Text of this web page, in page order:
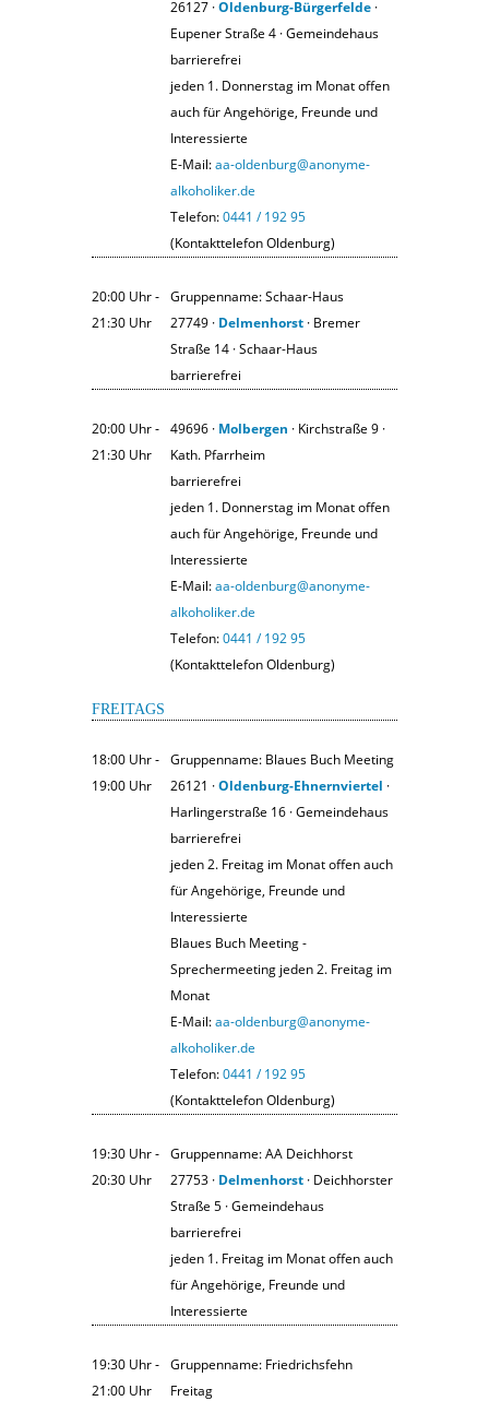
26127 ·Oldenburg-Bürgerfelde ·
Eupener Straße 4 · Gemeindehaus
barrierefrei
jeden 1. Donnerstag im Monat offen
auch für Angehörige, Freunde und
Interessierte
E-Mail:aa-oldenburg@anonyme-
alkoholiker.de
Telefon:0441 / 192 95
(Kontakttelefon Oldenburg)
20:00 Uhr ‐
21:30 Uhr
Gruppenname: Schaar-Haus
27749 · Delmenhorst · Bremer
Straße 14 · Schaar-Haus
barrierefrei
20:00 Uhr ‐
21:30 Uhr
49696 · Molbergen · Kirchstraße 9 ·
Kath. Pfarrheim
barrierefrei
jeden 1. Donnerstag im Monat offen
auch für Angehörige, Freunde und
Interessierte
E-Mail:aa-oldenburg@anonyme-
alkoholiker.de
Telefon:0441 / 192 95
(Kontakttelefon Oldenburg)
FREITAGS
18:00 Uhr ‐
19:00 Uhr
Gruppenname: Blaues Buch Meeting
26121 ·Oldenburg-Ehnernviertel ·
Harlingerstraße 16 · Gemeindehaus
barrierefrei
jeden 2. Freitag im Monat offen auch
für Angehörige, Freunde und
Interessierte
Blaues Buch Meeting -
Sprechermeeting jeden 2. Freitag im
Monat
E-Mail:aa-oldenburg@anonyme-
alkoholiker.de
Telefon:0441 / 192 95
(Kontakttelefon Oldenburg)
19:30 Uhr ‐
20:30 Uhr
Gruppenname: AA Deichhorst
27753 · Delmenhorst · Deichhorster
Straße 5 · Gemeindehaus
barrierefrei
jeden 1. Freitag im Monat offen auch
für Angehörige, Freunde und
Interessierte
19:30 Uhr ‐
21:00 Uhr
Gruppenname: Friedrichsfehn
Freitag